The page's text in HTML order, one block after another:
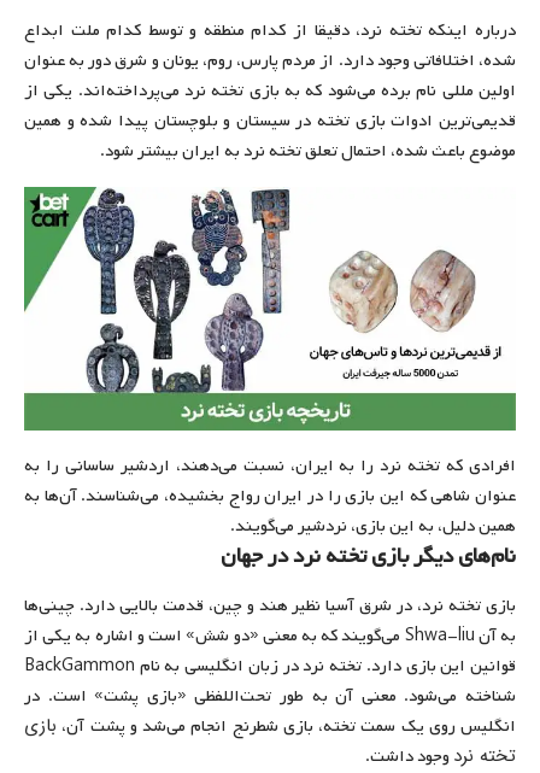
درباره اینکه تخته نرد، دقیقا از کدام منطقه و توسط کدام ملت ابداع
شده، اختلافاتی وجود دارد. از مردم پارس، روم، یونان و شرق دور به عنوان
اولین مللی نام برده می‌شود که به بازی تخته نرد می‌پرداخته‌اند. یکی از
قدیمی‌ترین ادوات بازی تخته در سیستان و بلوچستان پیدا شده و همین
موضوع باعث شده، احتمال تعلق تخته نرد به ایران بیشتر شود.
افرادی که تخته نرد را به ایران، نسبت می‌دهند، اردشیر ساسانی را به
عنوان شاهی که این بازی را در ایران رواج بخشیده، می‌شناسند. آن‌ها به
همین دلیل، به این بازی، نردشیر می‌گویند.
نام‌های دیگر بازی تخته نرد در جهان
بازی تخته نرد، در شرق آسیا نظیر هند و چین، قدمت بالایی دارد. چینی‌ها
به آن Shwa-liu می‌گویند که به معنی «دو شش» است و اشاره به یکی از
قوانین این بازی دارد. تخته نرد در زبان انگلیسی به نام BackGammon
شناخته می‌شود. معنی آن به طور تحت‌اللفظی «بازی پشت» است. در
انگلیس روی یک سمت تخته، بازی شطرنج انجام می‌شد و پشت آن، بازی
تخته نرد وجود داشت.